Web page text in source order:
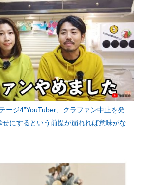
ージ4”YouTuber、クラファン中止を発
にするという前提が崩れれば意味がな